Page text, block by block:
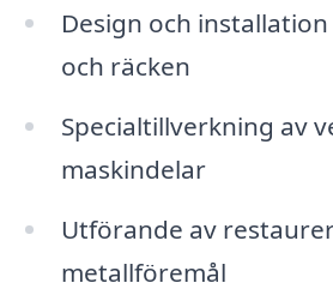
Design och
och räcken
Specialtillverkning av
maskindelar
Utförande av
metallföremål